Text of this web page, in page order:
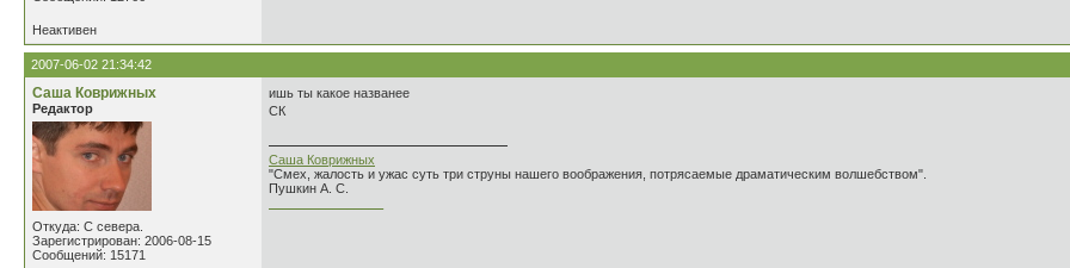
Неактивен
2007-06-02 21:34:42
Саша Коврижных
Редактор
Откуда: С севера.
Зарегистрирован: 2006-08-15
Сообщений: 15171
ишь ты какое названее
СК
Саша Коврижных
"Смех, жалость и ужас суть три струны нашего воображения, потрясаемые драматическим волшебством".
Пушкин А. С.